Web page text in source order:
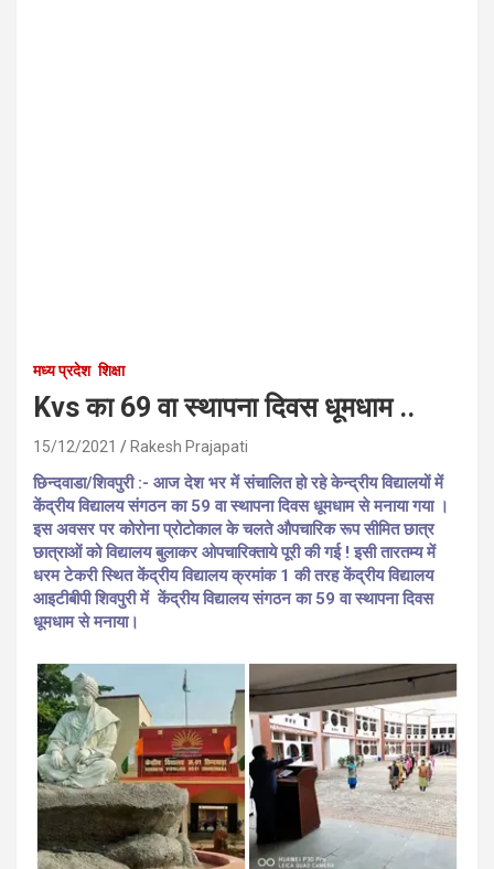
मध्य प्रदेश शिक्षा
Kvs का 69 वा स्थापना दिवस धूमधाम ..
15/12/2021 Rakesh Prajapati
छिन्दवाडा/शिवपुरी :- आज देश भर में संचालित हो रहे केन्द्रीय विद्यालयों में
केंद्रीय विद्यालय संगठन का 59 वा स्थापना दिवस धूमधाम से मनाया गया ।
इस अवसर पर कोरोना प्रोटोकाल के चलते औपचारिक रूप सीमित छात्र
छात्राओं को विद्यालय बुलाकर ओपचारिक्ताये पूरी की गई ! इसी तारतम्य में
धरम टेकरी स्थित केंद्रीय विद्यालय क्रमांक 1 की तरह केंद्रीय विद्यालय
आइटीबीपी शिवपुरी में केंद्रीय विद्यालय संगठन का 59 वा स्थापना दिवस
धूमधाम से मनाया।